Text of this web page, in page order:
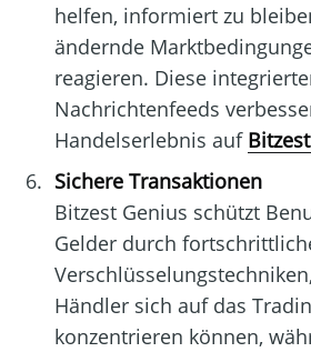
helfen, informiert zu
ändernde
reagieren. Diese
Nachrichtenfeeds
Handelserlebnis auf
Sichere Transaktionen
Bitzest Genius schützt
Gelder durch
Händler sich auf das
konzentrieren können,